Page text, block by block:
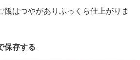
飯はつやがありふっくら仕上がりま
保存する